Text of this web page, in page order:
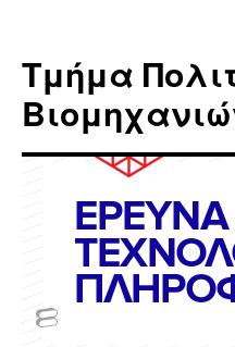
content
Τμήμα